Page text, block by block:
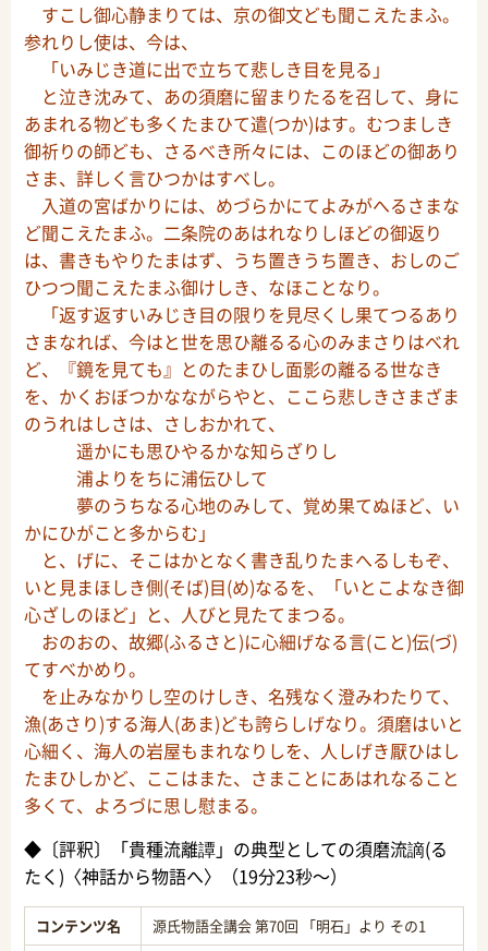
すこし御心静まりては、京の御文ども聞こえたまふ。
参れりし使は、今は、
「いみじき道に出で立ちて悲しき目を見る」
と泣き沈みて、あの須磨に留まりたるを召して、身に
あまれる物ども多くたまひて遣(つか)はす。むつましき
御祈りの師ども、さるべき所々には、このほどの御あり
さま、詳しく言ひつかはすべし。
入道の宮ばかりには、めづらかにてよみがへるさまな
ど聞こえたまふ。二条院のあはれなりしほどの御返り
は、書きもやりたまはず、うち置きうち置き、おしのご
ひつつ聞こえたまふ御けしき、なほことなり。
「返す返すいみじき目の限りを見尽くし果てつるあり
さまなれば、今はと世を思ひ離るる心のみまさりはべれ
ど、『鏡を見ても』とのたまひし面影の離るる世なき
を、かくおぼつかなながらやと、ここら悲しきさまざま
のうれはしさは、さしおかれて、
遥かにも思ひやるかな知らざりし
浦よりをちに浦伝ひして
夢のうちなる心地のみして、覚め果てぬほど、い
かにひがこと多からむ」
と、げに、そこはかとなく書き乱りたまへるしもぞ、
いと見まほしき側(そば)目(め)なるを、「いとこよなき御
心ざしのほど」と、人びと見たてまつる。
おのおの、故郷(ふるさと)に心細げなる言(こと)伝(づ)
てすべかめり。
を止みなかりし空のけしき、名残なく澄みわたりて、
漁(あさり)する海人(あま)ども誇らしげなり。須磨はいと
心細く、海人の岩屋もまれなりしを、人しげき厭ひはし
たまひしかど、ここはまた、さまことにあはれなること
多くて、よろづに思し慰まる。
◆〔評釈〕「貴種流離譚」の典型としての須磨流謫(る
たく)〈神話から物語へ〉（19分23秒～）
コンテンツ名
源氏物語全講会 第70回 「明石」より その1